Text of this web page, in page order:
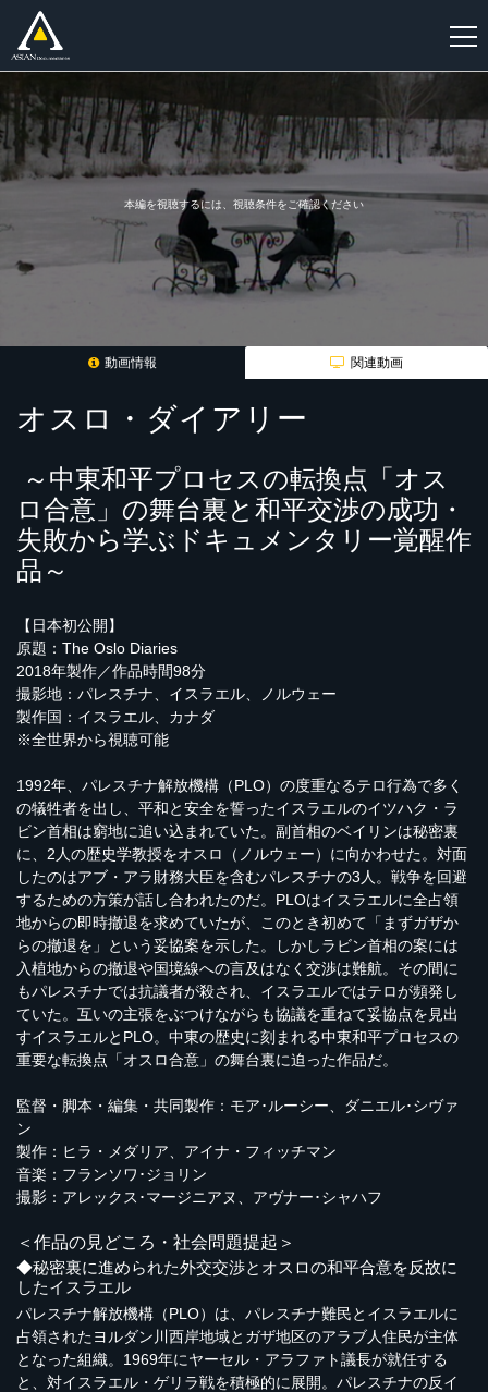
規
登
本編を視聴するには、視聴条件をご確認ください
動画情報 関連動画
オスロ・ダイアリー
～中東和平プロセスの転換点「オス
ロ合意」の舞台裏と和平交渉の成功・
失敗から学ぶドキュメンタリー覚醒作
品～
【日本初公開】
原題：The Oslo Diaries
2018年製作／作品時間98分
撮影地：パレスチナ、イスラエル、ノルウェー
製作国：イスラエル、カナダ
※全世界から視聴可能
1992年、パレスチナ解放機構（PLO）の度重なるテロ行為で多く
の犠牲者を出し、平和と安全を誓ったイスラエルのイツハク・ラ
ビン首相は窮地に追い込まれていた。副首相のベイリンは秘密裏
に、2人の歴史学教授をオスロ（ノルウェー）に向かわせた。対面
したのはアブ・アラ財務大臣を含むパレスチナの3人。戦争を回避
するための方策が話し合われたのだ。PLOはイスラエルに全占領
地からの即時撤退を求めていたが、このとき初めて「まずガザか
らの撤退を」という妥協案を示した。しかしラビン首相の案には
入植地からの撤退や国境線への言及はなく交渉は難航。その間に
もパレスチナでは抗議者が殺され、イスラエルではテロが頻発し
ていた。互いの主張をぶつけながらも協議を重ねて妥協点を見出
すイスラエルとPLO。中東の歴史に刻まれる中東和平プロセスの
重要な転換点「オスロ合意」の舞台裏に迫った作品だ。
監督・脚本・編集・共同製作：モア･ルーシー、ダニエル･シヴァ
ン
製作：ヒラ・メダリア、アイナ・フィッチマン
音楽：フランソワ･ジョリン
撮影：アレックス･マージニアヌ、アヴナー･シャハフ
＜作品の見どころ・社会問題提起＞
◆秘密裏に進められた外交交渉とオスロの和平合意を反故に
したイスラエル
パレスチナ解放機構（PLO）は、パレスチナ難民とイスラエルに
占領されたヨルダン川西岸地域とガザ地区のアラブ人住民が主体
となった組織。1969年にヤーセル・アラファト議長が就任する
と、対イスラエル・ゲリラ戦を積極的に展開。パレスチナの反イ